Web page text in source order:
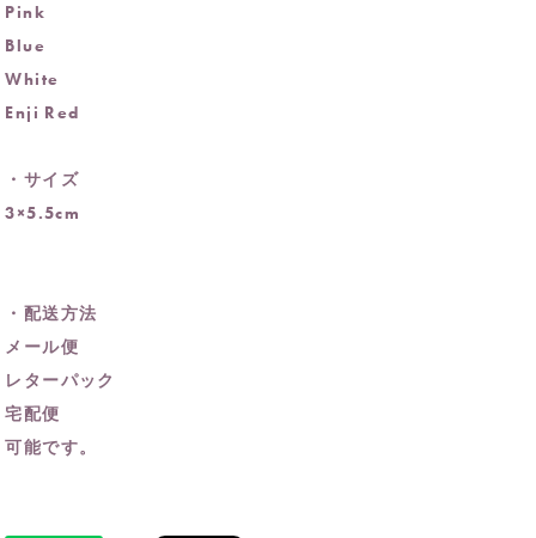
Pink
Blue
White
Enji Red
・サイズ
3×5.5cm
・配送方法
メール便
レターパック
宅配便
可能です。